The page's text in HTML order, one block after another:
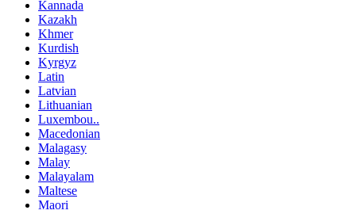
Kannada
Kazakh
Khmer
Kurdish
Kyrgyz
Latin
Latvian
Lithuanian
Luxembou..
Macedonian
Malagasy
Malay
Malayalam
Maltese
Maori